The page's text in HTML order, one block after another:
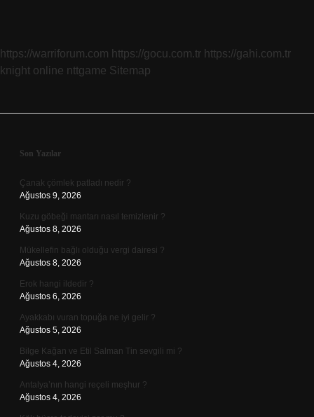
https://warriforum.com https://gocu.com.tr https://gahi.com.tr
knight online nttgame Sitemap
Sidebar
Son Yazılar
Çanak çömlek patladı nedir ?
Ağustos 9, 2026
Kuzu göbeği mantarı nasıl temizlenir ?
Ağustos 8, 2026
Mükellefin bağlı olduğu vergi dairesi ?
Ağustos 8, 2026
Erok hangi ildedir ?
Ağustos 6, 2026
Ayakkabı vuran topuğa ne iyi gelir ?
Ağustos 5, 2026
Bilge Kağan ve Etil Salman Tin sevgili mi ?
Ağustos 4, 2026
Antalya’nın hangi reçeli meşhur ?
Ağustos 4, 2026